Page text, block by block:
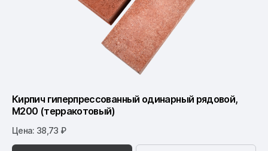
Кирпич гиперпрессованный одинарный рядовой,
М200 (терракотовый)
Цена: 38,73 ₽